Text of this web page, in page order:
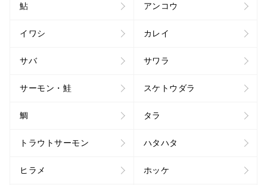
鮎 アンコウ
イワシ カレイ
サバ サワラ
サーモン・鮭 スケトウダラ
鯛 タラ
トラウトサーモン ハタハタ
ヒラメ ホッケ